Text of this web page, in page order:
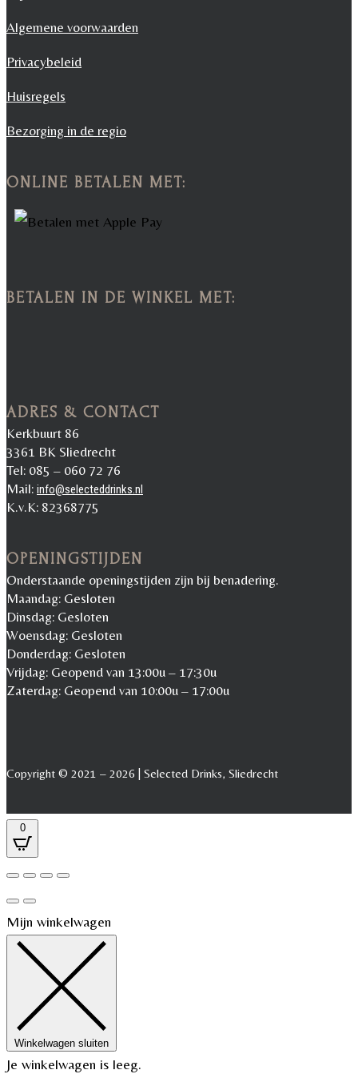
Algemene voorwaarden
Privacybeleid
Huisregels
Bezorging in de regio
ONLINE BETALEN MET:
BETALEN IN DE WINKEL MET:
ADRES & CONTACT
Kerkbuurt 86
3361 BK Sliedrecht
Tel: 085 – 060 72 76
Mail: info@selecteddrinks.nl
K.v.K: 82368775
OPENINGSTIJDEN
Onderstaande openingstijden zijn bij benadering.
Maandag: Gesloten
Dinsdag: Gesloten
Woensdag: Gesloten
Donderdag: Gesloten
Vrijdag: Geopend van 13:00u – 17:30u
Zaterdag: Geopend van 10:00u – 17:00u
Copyright © 2021 – 2026 | Selected Drinks, Sliedrecht
0
Mijn winkelwagen
Winkelwagen sluiten
Je winkelwagen is leeg.